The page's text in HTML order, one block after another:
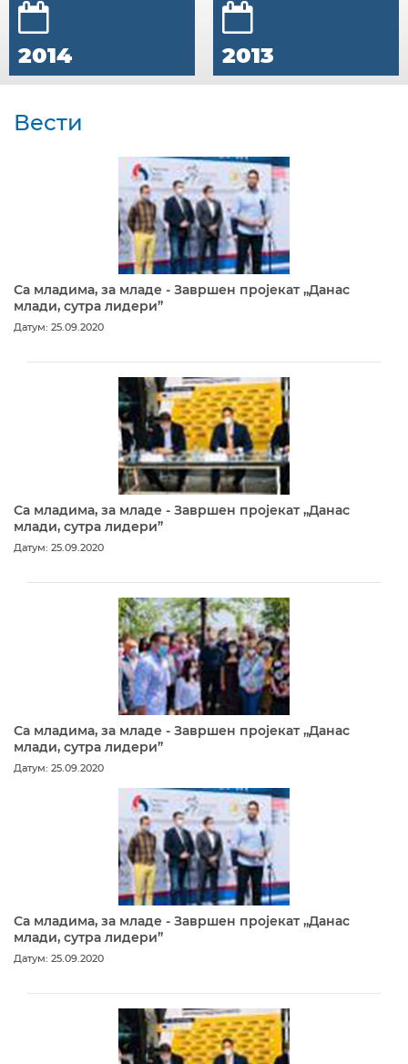
2014 2013
Вести
Са младима, за младе - Завршен пројекат „Данас
млади, сутра лидери”
Датум: 25.09.2020
Са младима, за младе - Завршен пројекат „Данас
млади, сутра лидери”
Датум: 25.09.2020
Са младима, за младе - Завршен пројекат „Данас
млади, сутра лидери”
Датум: 25.09.2020
Са младима, за младе - Завршен пројекат „Данас
млади, сутра лидери”
Датум: 25.09.2020